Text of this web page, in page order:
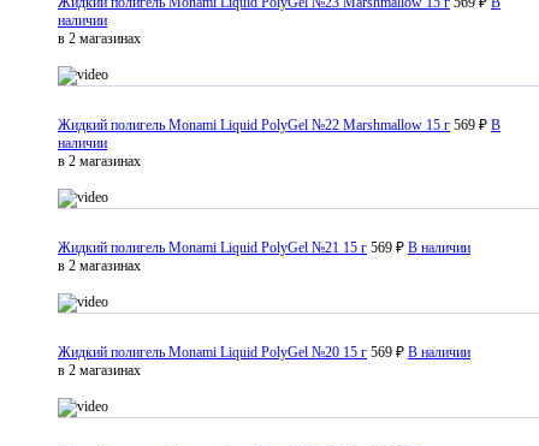
наличии
в 2 магазинах
Жидкий полигель Monami Liquid PolyGel №22 Marshmallow 15 г 569 ₽ В
наличии
в 2 магазинах
Жидкий полигель Monami Liquid PolyGel №21 15 г 569 ₽ В наличии
в 2 магазинах
Жидкий полигель Monami Liquid PolyGel №20 15 г 569 ₽ В наличии
в 2 магазинах